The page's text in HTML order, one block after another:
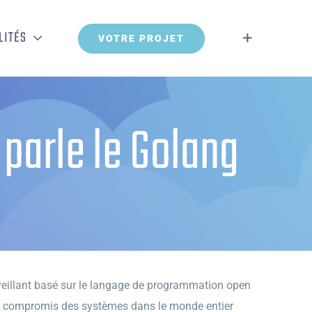
VOTRE PROJET
le Golang
basé sur le langage de programmation open
des systèmes dans le monde entier